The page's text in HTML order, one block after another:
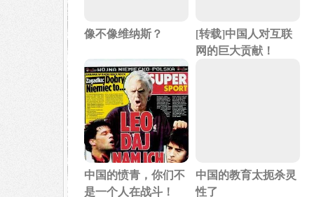
像不像维纳斯？
[转载]中国人对互联
网的巨大贡献！
中国的愤青，你们不
是一个人在战斗！
中国的教育太扼杀灵
性了